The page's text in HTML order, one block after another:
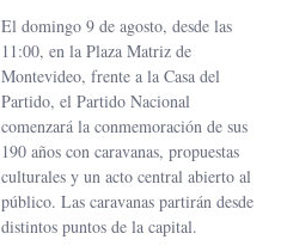
El domingo 9 de agosto, desde las
11:00, en la Plaza Matriz de
Montevideo, frente a la Casa del
Partido, el Partido Nacional
comenzará la conmemoración de sus
190 años con caravanas, propuestas
culturales y un acto central abierto al
público. Las caravanas partirán desde
distintos puntos de la capital.